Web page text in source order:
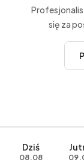
się za
Dziś
08.08